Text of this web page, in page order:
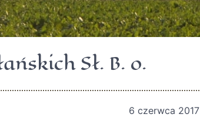
Sł. B. o.
6 czerwca 2017